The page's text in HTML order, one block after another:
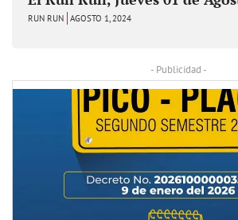
RUN RUN AGOSTO 1, 2024
- Publicidad -